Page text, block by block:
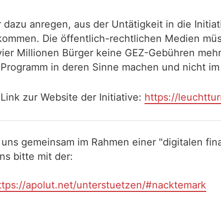
dazu anregen, aus der Untätigkeit in die
Die öffentlich-rechtlichen Medien
Millionen Bürger keine GEZ-Gebühren
in deren Sinne machen und nicht
zur Website der Initiative: https://
gemeinsam im Rahmen einer "digitalen
bitte mit der:
apolut.net/unterstuetzen/#nacktemark